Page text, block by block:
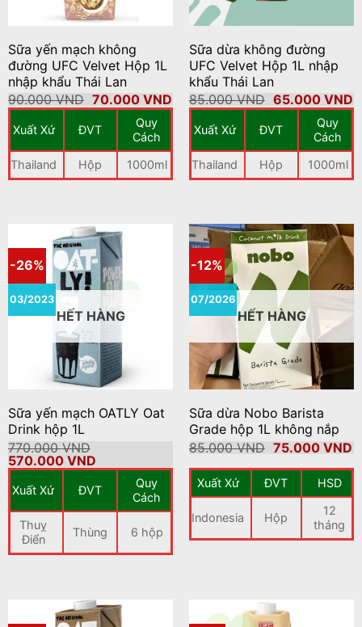
Sữa yến mạch không
đường UFC Velvet Hộp 1L
nhập khẩu Thái Lan
90.000VND Giá
gốc
là:
90.000 VND.
70.000 VNDGiá
hiện
70.000 VND.
Xuất Xứ ĐVT
Quy
Cách
Thailand
Hộp 1000ml
Sữa dừa không đường
UFC Velvet Hộp 1L nhập
khẩu Thái Lan
85.000VND Giá
gốc
là:
85.000 VND.
65.000 VND
Xuất Xứ ĐVT
Quy
Cách
Thailand
Hộp 1000ml
-26%
03/2023
HẾT HÀNG
Sữa yến mạch OATLY Oat
Drink hộp 1L
770.000VND
Giá
gốc
là:
770.000 VND.
570.000 VNDGiá
hiện
tại
là:
570.000 VND.
Xuất Xứ ĐVT
Quy
Cách
Thuỵ
Điển
Thùng 6 hộp
-12%
07/2026
HẾT HÀNG
Sữa dừa Nobo Barista
Grade hộp 1L không nắp
85.000VND Giá
là:
85.000 VND.
75.000 VND
Xuất Xứ ĐVT HSD
Indonesia Hộp
12
tháng